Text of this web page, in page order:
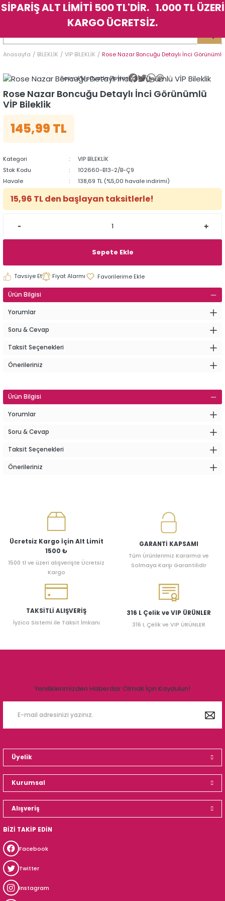
Geri Dön
Geri Dön
Geri Dön
Geri Dön
Geri Dön
Geri Dön
Anasayfa BİLEKLİK VIP BİLEKLİK Rose Nazar Boncuğu Detaylı İnci Görünümlü
Sosyal Medyada Paylaş
Rose Nazar Boncuğu Detaylı İnci Görünümlü
VİP Bileklik
145,99 TL
Kategori
VIP BİLEKLİK
Stok Kodu
102660-B13-2/B-Ç9
Havale
138,69 TL (%5,00 havale indirimi)
15,96 TL den başlayan taksitlerle!
Sepete Ekle
Tavsiye Et Fiyat Alarmı
Ürün Bilgisi
Yorumlar
Soru & Cevap
Taksit Seçenekleri
Önerileriniz
Ürün Bilgisi
Yorumlar
Soru & Cevap
Taksit Seçenekleri
Önerileriniz
Ücretsiz Kargo İçin Alt Limit
1500 ₺
1500 tl ve üzeri alışverişte Ücretsiz
Kargo
GARANTİ KAPSAMI
Tüm Ürünlerimiz Kararma ve
Solmaya Karşı Garantilidir
TAKSİTLİ ALIŞVERİŞ
İyzico Sistemi ile Taksit İmkanı
316 L Çelik ve VIP ÜRÜNLER
316 L Çelik ve VIP ÜRÜNLER
Yeniliklerimizden Haberdar Olmak İçin Kaydulun!
Üyelik
Kurumsal
Alışveriş
BİZİ TAKİP EDİN
Facebook
Twitter
Instagram
Geri Dön
Geri Dön
Geri Dön
Geri Dön
Geri Dön
Geri Dön
SİPARİŞ ALT LİMİTİ 500 TL'DİR. 1.000 TL ÜZERİ
KARGO ÜCRETSİZ.